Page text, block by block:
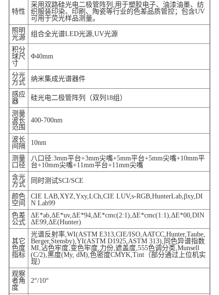
特性
采用双路硅光电二极管阵列,用于塑胶电子、油漆油墨、纺
织服装印染、印刷、陶瓷等行业的色差品质管控；包含UV
可用于荧光样品测量。
照明
光源
组合全光谱LED光源,UV光源
积分
球尺
寸
Φ40mm
分光
方式
纳米集成光谱器件
感应
器
硅光电二极管阵列（双列18组）
测量
波长
范围
400-700nm
波长
间隔
10nm
测量
口径
八口径:3mm平台+3mm尖嘴+5mm平台+5mm尖嘴+10mm平
台+10mm尖嘴+11mm平台+11mm尖嘴
含光
方式
同时测试SCI/SCE
颜色
空间
CIE LAB,XYZ,Yxy,LCh,CIE LUV,s-RGB,HunterLab,βxy,DI
N Lab99
色差
公式
ΔE*ab,ΔE*uv,ΔE*94,ΔE*cmc(2:1),ΔE*cmc(1:1),ΔE*00,DIN
ΔE99,ΔE(Hunter)
其它
色度
指标
光谱反射率,WI(ASTM E313,CIE/ISO,AATCC,Hunter,Taube,
Berger,Stensby),YI(ASTM D1925,ASTM 313),同色异谱指数
MI,沾色牢度,变色牢度,力份,遮盖度,555色调分类,Munsell
(C/2),黑度(My, dM),色密度CMYK,Tint（部分通过上位机实
现）
观察
者角
度
2°/10°